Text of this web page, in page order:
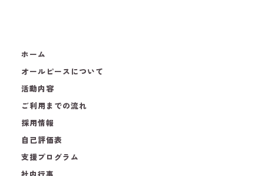
ホーム
オールピースについて
活動内容
ご利用までの流れ
採用情報
自己評価表
支援プログラム